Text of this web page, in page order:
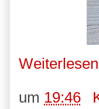
um 19:46